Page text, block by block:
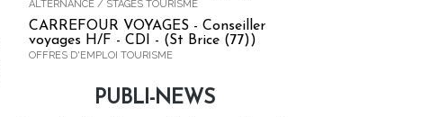
ALTERNANCE / STAGES TOURISME
CARREFOUR VOYAGES - Conseiller
voyages H/F - CDI - (St Brice (77))
OFFRES D'EMPLOI TOURISME
PUBLI-NEWS